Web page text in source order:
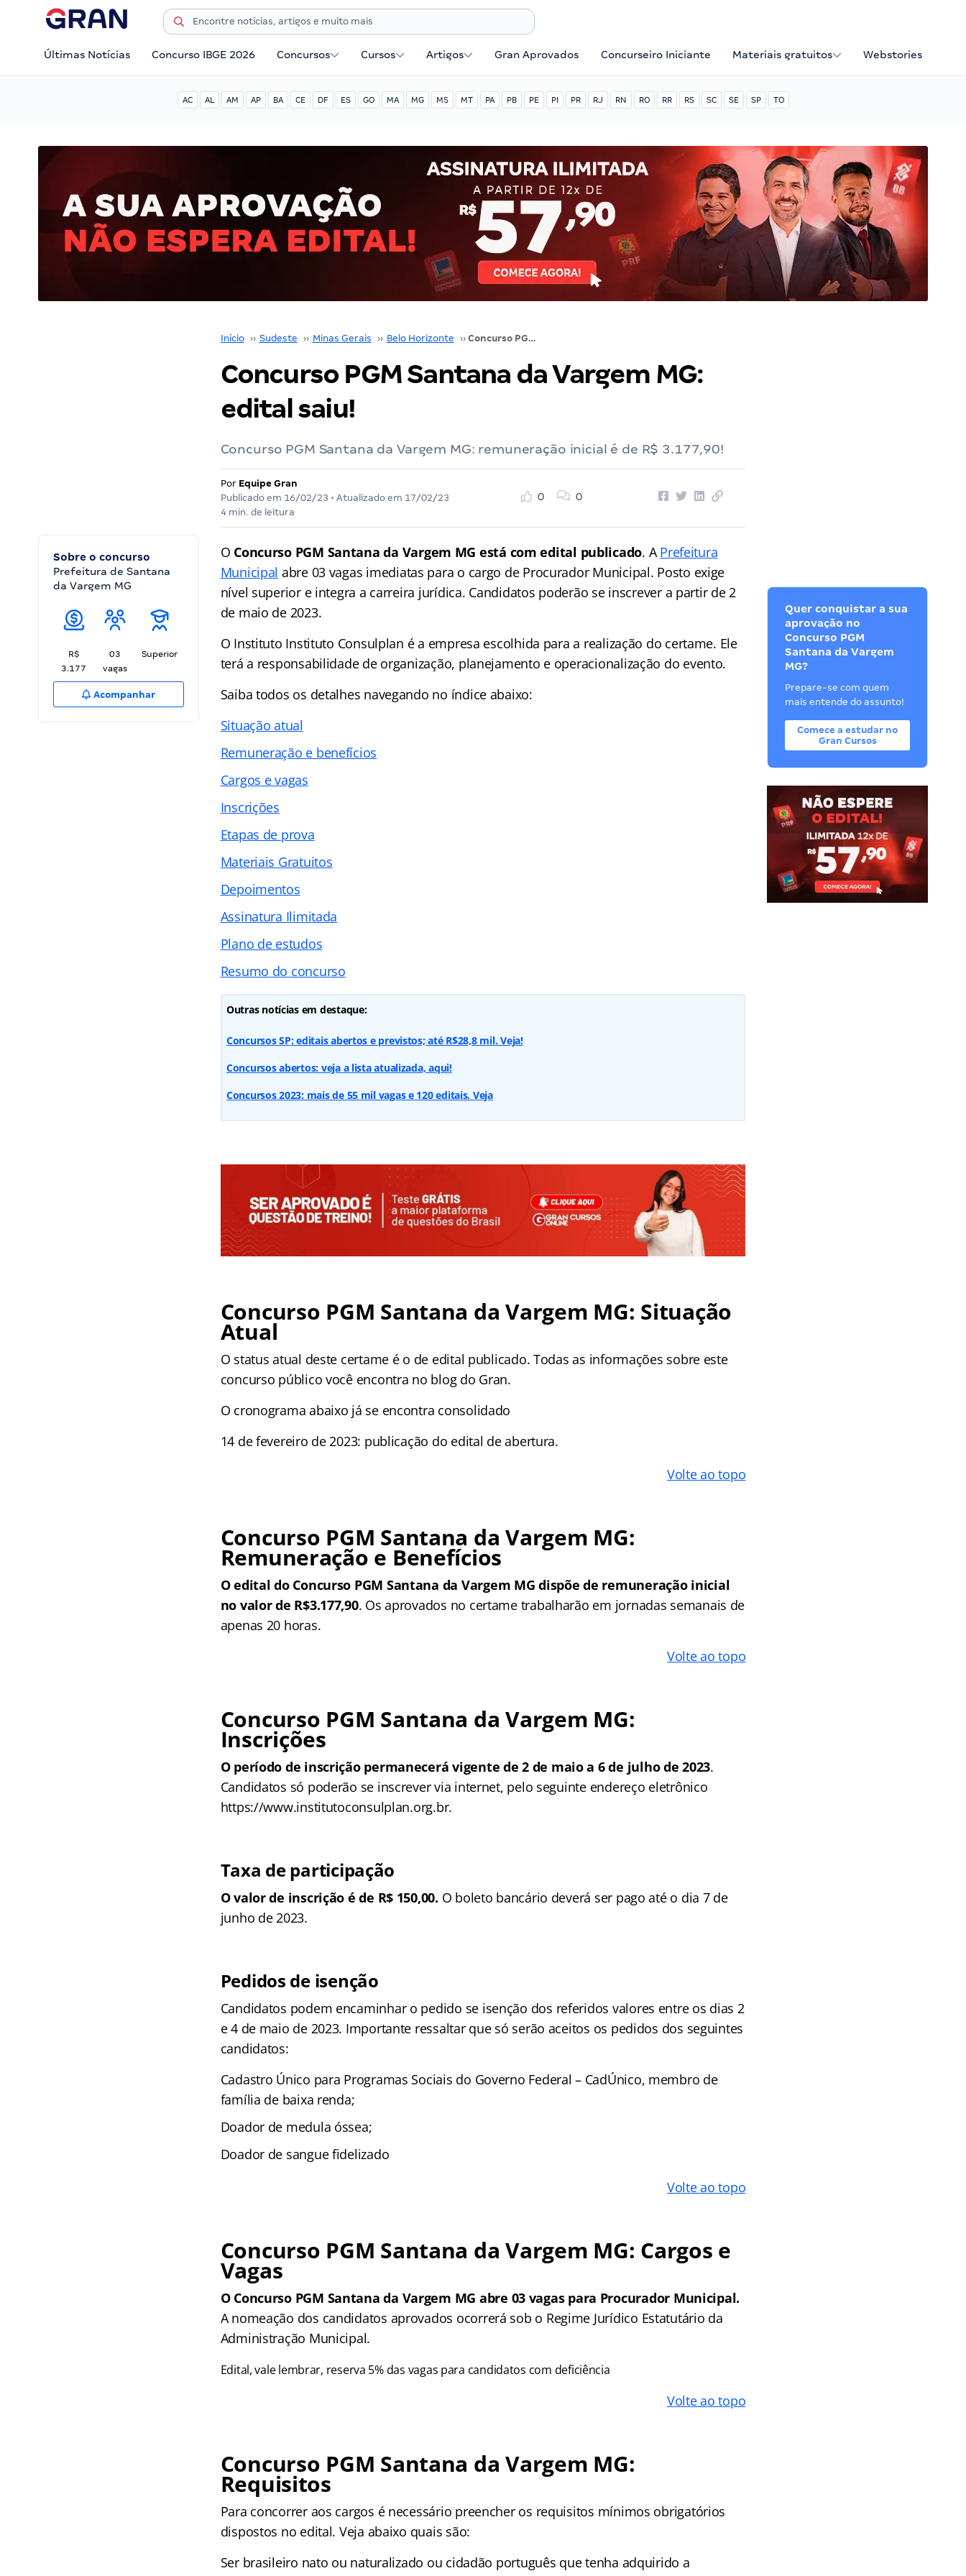
Últimas Notícias Concurso IBGE 2026 Concursos Cursos Artigos Gran Aprovados Concurseiro Iniciante Materiais gratuitos Webstories
AC AL AM AP BA CE DF ES GO MA MG MS MT PA PB PE PI PR RJ RN RO RR RS SC SE SP TO
Início ›› Sudeste ›› Minas Gerais ›› Belo Horizonte ›› Concurso PGM Santana da Vargem MG: edital saiu!
Concurso PGM Santana da Vargem MG:
edital saiu!
Concurso PGM Santana da Vargem MG: remuneração inicial é de R$ 3.177,90!
Por Equipe Gran
Publicado em 16/02/23 • Atualizado em 17/02/23
4 min. de leitura
0 0
Sobre o concurso
Prefeitura de Santana
da Vargem MG
R$
3.177
03
vagas
Superior
Acompanhar
O Concurso PGM Santana da Vargem MG está com edital publicado. APrefeitura
Municipal abre 03 vagas imediatas para o cargo de Procurador Municipal. Posto exige
nível superior e integra a carreira jurídica. Candidatos poderão se inscrever a partir de 2
de maio de 2023.
O Instituto Instituto Consulplan é a empresa escolhida para a realização do certame. Ele
terá a responsabilidade de organização, planejamento e operacionalização do evento.
Saiba todos os detalhes navegando no índice abaixo:
Situação atual
Remuneração e benefícios
Cargos e vagas
Inscrições
Etapas de prova
Materiais Gratuitos
Depoimentos
Assinatura Ilimitada
Plano de estudos
Resumo do concurso
Outras notícias em destaque:
Concursos SP: editais abertos e previstos; até R$28,8 mil. Veja!
Concursos abertos: veja a lista atualizada, aqui!
Concursos 2023: mais de 55 mil vagas e 120 editais. Veja
Concurso PGM Santana da Vargem MG: Situação
Atual
O status atual deste certame é o de edital publicado. Todas as informações sobre este
concurso público você encontra no blog do Gran.
O cronograma abaixo já se encontra consolidado
14 de fevereiro de 2023: publicação do edital de abertura.
Volte ao topo
Concurso PGM Santana da Vargem MG:
Remuneração e Benefícios
O edital do Concurso PGM Santana da Vargem MG dispõe de remuneração inicial
no valor de R$3.177,90. Os aprovados no certame trabalharão em jornadas semanais de
apenas 20 horas.
Volte ao topo
Concurso PGM Santana da Vargem MG:
Inscrições
O período de inscrição permanecerá vigente de 2 de maio a 6 de julho de 2023.
Candidatos só poderão se inscrever via internet, pelo seguinte endereço eletrônico
https://www.institutoconsulplan.org.br.
Taxa de participação
O valor de inscrição é de R$ 150,00. O boleto bancário deverá ser pago até o dia 7 de
junho de 2023.
Pedidos de isenção
Candidatos podem encaminhar o pedido se isenção dos referidos valores entre os dias 2
e 4 de maio de 2023. Importante ressaltar que só serão aceitos os pedidos dos seguintes
candidatos:
Cadastro Único para Programas Sociais do Governo Federal – CadÚnico, membro de
família de baixa renda;
Doador de medula óssea;
Doador de sangue fidelizado
Volte ao topo
Concurso PGM Santana da Vargem MG: Cargos e
Vagas
O Concurso PGM Santana da Vargem MG abre 03 vagas para Procurador Municipal.
A nomeação dos candidatos aprovados ocorrerá sob o Regime Jurídico Estatutário da
Administração Municipal.
Edital, vale lembrar, reserva 5% das vagas para candidatos com deficiência
Volte ao topo
Concurso PGM Santana da Vargem MG:
Requisitos
Para concorrer aos cargos é necessário preencher os requisitos mínimos obrigatórios
dispostos no edital. Veja abaixo quais são:
Ser brasileiro nato ou naturalizado ou cidadão português que tenha adquirido a
Quer conquistar a sua
aprovação no
Concurso PGM
Santana da Vargem
MG?
Prepare-se com quem
mais entende do assunto!
Comece a estudar no
Gran Cursos